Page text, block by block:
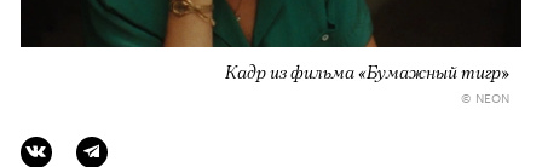
Кадр из фильма «Бумажный тигр»
© NEON